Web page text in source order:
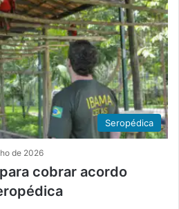
Seropédica
de 2026
cobrar acordo